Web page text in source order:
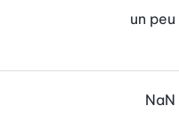
un peu
NaN